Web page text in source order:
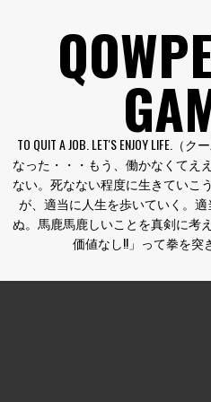
TO QUIT A JOB. LET'S ENJOY LIFE.
なった・・・もう、働かなくてえ
ない。死なない程度に生きていこ
が、適当に人生を歩いていく。
ぬ。馬鹿馬鹿しいことを真剣に考
価値なし!!」って拳を突